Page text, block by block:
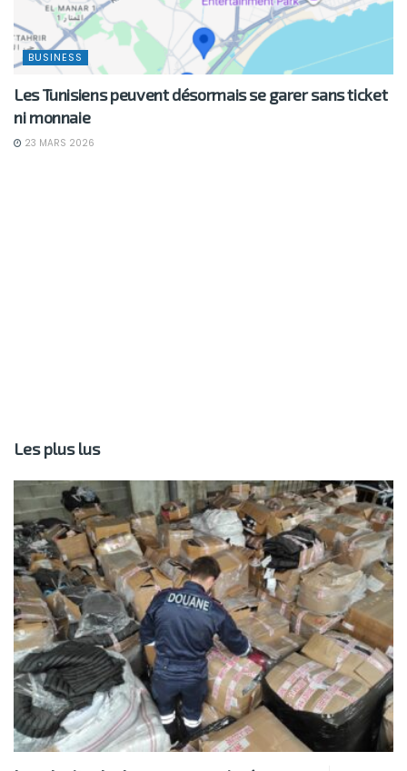
BUSINESS
Les Tunisiens peuvent désormais se garer sans ticket
ni monnaie
23 MARS 2026
Les plus lus